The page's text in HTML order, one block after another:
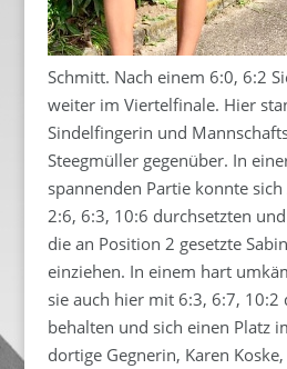
Schmitt. Nach einem 6:0, 6:2
weiter im Viertelfinale. Hier
Sindelfingerin und
Steegmüller gegenüber. In
spannenden Partie konnte
2:6, 6:3, 10:6 durchsetzten
die an Position 2 gesetzte
einziehen. In einem hart
sie auch hier mit 6:3, 6:7, 10:2
behalten und sich einen Platz
dortige Gegnerin, Karen